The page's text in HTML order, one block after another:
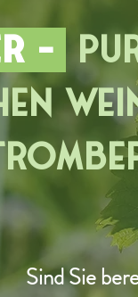
–
Sind Sie